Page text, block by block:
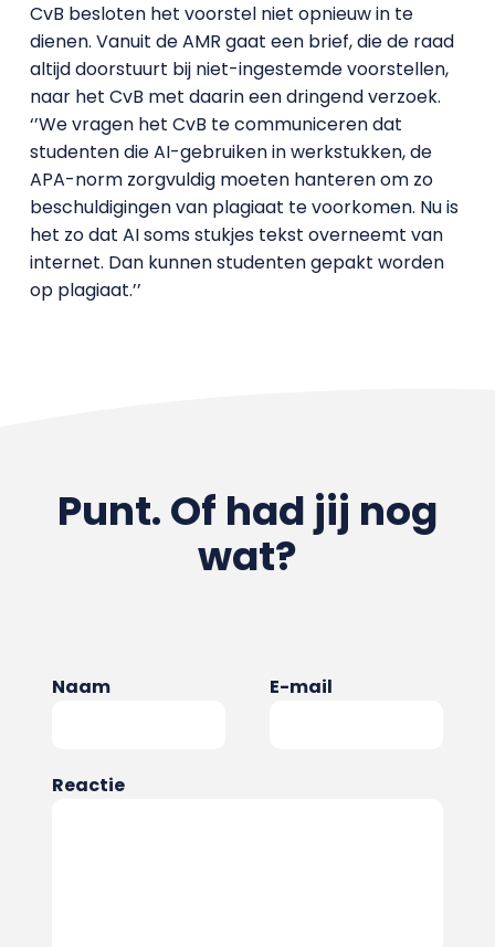
CvB besloten het voorstel niet opnieuw in te
dienen. Vanuit de AMR gaat een brief, die de raad
altijd doorstuurt bij niet-ingestemde voorstellen,
naar het CvB met daarin een dringend verzoek.
‘’We vragen het CvB te communiceren dat
studenten die AI-gebruiken in werkstukken, de
APA-norm zorgvuldig moeten hanteren om zo
beschuldigingen van plagiaat te voorkomen. Nu is
het zo dat AI soms stukjes tekst overneemt van
internet. Dan kunnen studenten gepakt worden
op plagiaat.’’
Punt. Of had jij nog
wat?
Naam E-mail
Reactie